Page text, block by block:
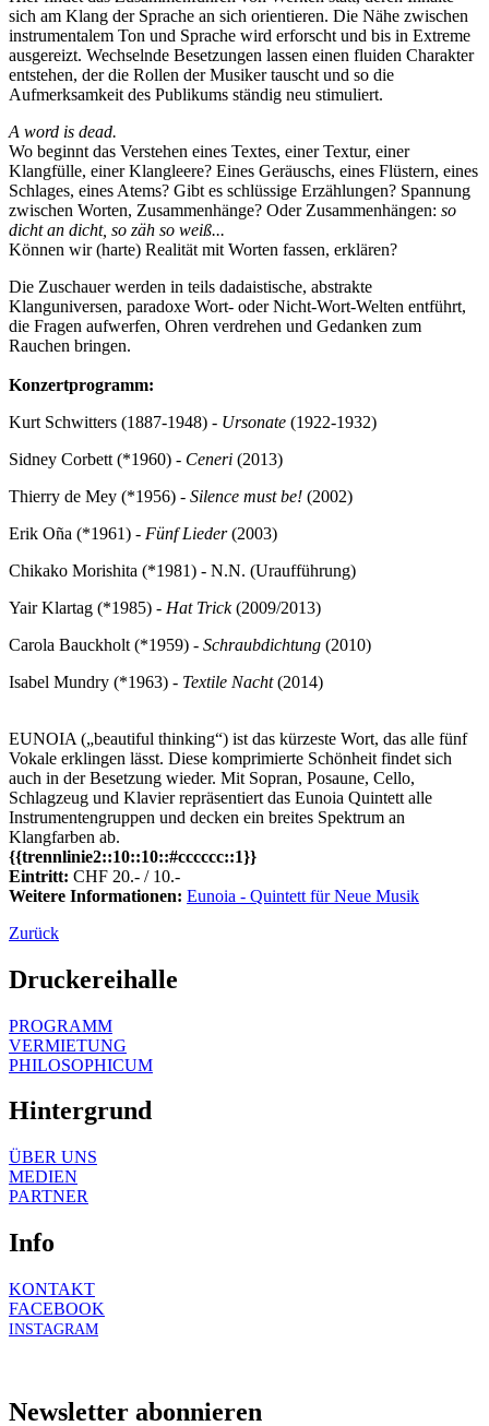
sich am Klang der Sprache an sich orientieren. Die Nähe zwischen
instrumentalem Ton und Sprache wird erforscht und bis in Extreme
ausgereizt. Wechselnde Besetzungen lassen einen fluiden Charakter
entstehen, der die Rollen der Musiker tauscht und so die
Aufmerksamkeit des Publikums ständig neu stimuliert.
A word is dead.
Wo beginnt das Verstehen eines Textes, einer Textur, einer
Klangfülle, einer Klangleere? Eines Geräuschs, eines Flüstern, eines
Schlages, eines Atems? Gibt es schlüssige Erzählungen? Spannung
zwischen Worten, Zusammenhänge? Oder Zusammenhängen: so
dicht an dicht, so zäh so weiß...
Können wir (harte) Realität mit Worten fassen, erklären?
Die Zuschauer werden in teils dadaistische, abstrakte
Klanguniversen, paradoxe Wort- oder Nicht-Wort-Welten entführt,
die Fragen aufwerfen, Ohren verdrehen und Gedanken zum
Rauchen bringen.
Konzertprogramm:
Kurt Schwitters (1887-1948) - Ursonate (1922-1932)
Sidney Corbett (*1960) - Ceneri (2013)
Thierry de Mey (*1956) - Silence must be! (2002)
Erik Oña (*1961) - Fünf Lieder(2003)
Chikako Morishita (*1981) - N.N. (Uraufführung)
Yair Klartag (*1985) - Hat Trick(2009/2013)
Carola Bauckholt (*1959) - Schraubdichtung (2010)
Isabel Mundry (*1963) - Textile Nacht(2014)
EUNOIA („beautiful thinking“) ist das kürzeste Wort, das alle fünf
Vokale erklingen lässt. Diese komprimierte Schönheit findet sich
auch in der Besetzung wieder. Mit Sopran, Posaune, Cello,
Schlagzeug und Klavier repräsentiert das Eunoia Quintett alle
Instrumentengruppen und decken ein breites Spektrum an
Klangfarben ab.
{{trennlinie2::10::10::#cccccc::1}}
Eintritt: CHF 20.- / 10.-
Weitere Informationen: Eunoia - Quintett für Neue Musik
Zurück
Druckereihalle
PROGRAMM
VERMIETUNG
PHILOSOPHICUM
Hintergrund
ÜBER UNS
MEDIEN
PARTNER
Info
KONTAKT
FACEBOOK
INSTAGRAM
Newsletter abonnieren